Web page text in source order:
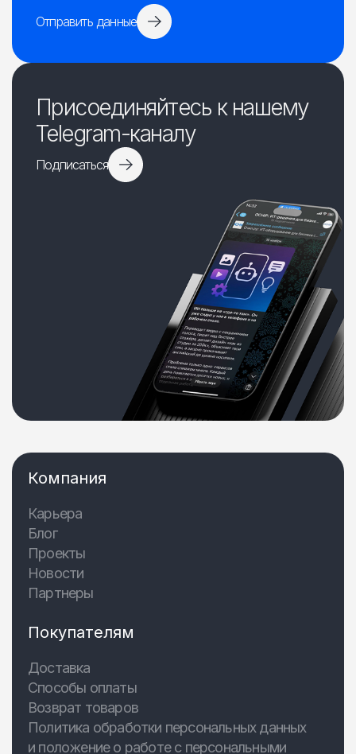
Отправить данные
Присоединяйтесь к нашему
Telegram-каналу
Подписаться
Компания
Карьера
Блог
Проекты
Новости
Партнеры
Покупателям
Доставка
Способы оплаты
Возврат товаров
Политика обработки персональных данных
и положение о работе с персональными